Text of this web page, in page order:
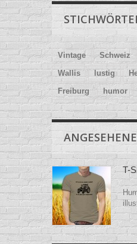
Vintage Schweiz
Wallis
lustig
Freiburg
humor
T-